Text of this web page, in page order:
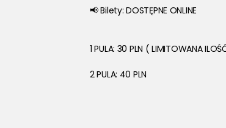
📢 Bilety: DOSTĘPNE ONLINE
1 PULA: 30 PLN ( LIMITOWANA
2 PULA: 40 PLN